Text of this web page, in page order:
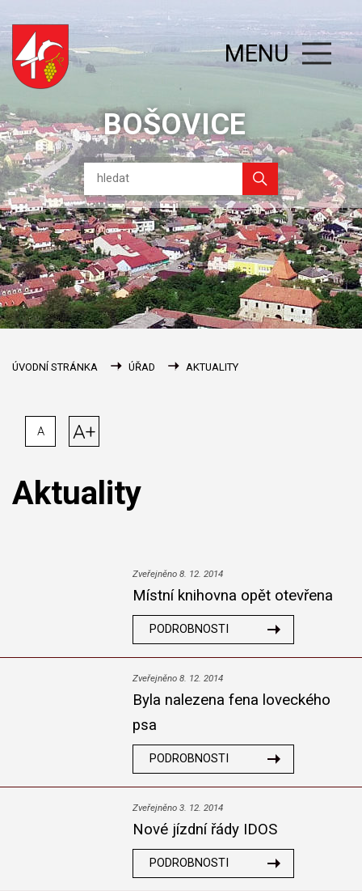
BOŠOVICE
MENU
ÚVODNÍ STRÁNKA ÚŘAD AKTUALITY
A A+
Aktuality
Zveřejněno 8. 12. 2014
Místní knihovna opět otevřena
PODROBNOSTI
Zveřejněno 8. 12. 2014
Byla nalezena fena loveckého
psa
PODROBNOSTI
Zveřejněno 3. 12. 2014
Nové jízdní řády IDOS
PODROBNOSTI